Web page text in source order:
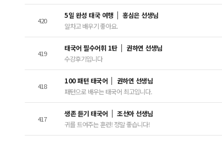
420
5일 완성 태국 여행
홍심은 선생님
알차고 배우기 좋아요.
419
태국어 필수어휘 1탄
권하연 선생님
수강후기입니다
418
100 패턴 태국어
권하연 선생님
패턴으로 배우는 태국어 최고입니다.
417
생존 듣기 태국어
조선아 선생님
귀를 트여주는 훈련! 정말 좋습니다!